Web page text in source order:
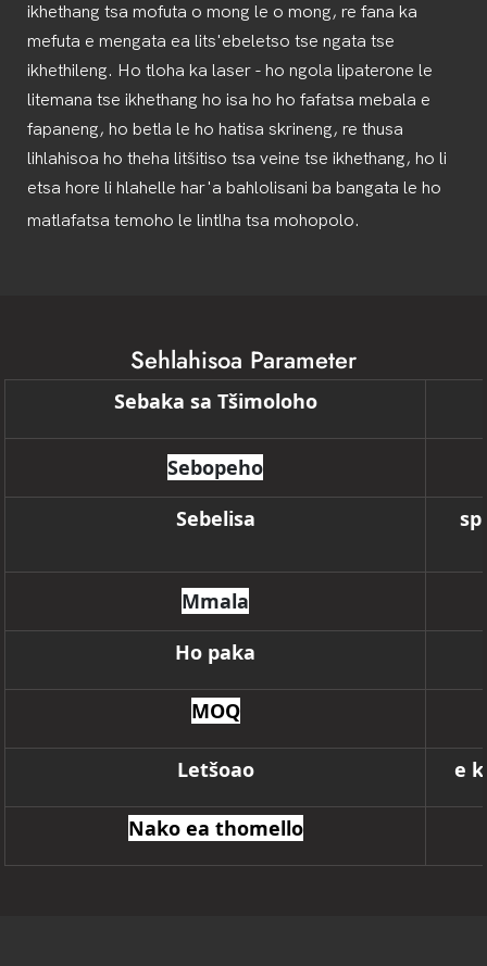
ikhethang tsa mofuta o mong le o mong, re fana ka
mefuta e mengata ea lits'ebeletso tse ngata tse
ikhethileng. Ho tloha ka laser - ho ngola lipaterone le
litemana tse ikhethang ho isa ho ho fafatsa mebala e
fapaneng, ho betla le ho hatisa skrineng, re thusa
lihlahisoa ho theha litšitiso tsa veine tse ikhethang, ho li
etsa hore li hlahelle har'a bahlolisani ba bangata le ho
matlafatsa temoho le lintlha tsa mohopolo.
Sehlahisoa Parameter
Sebaka sa Tšimoloho
Sebopeho
Sebelisa
Mmala
Ho paka
MOQ
Letšoao e
Nako ea thomello